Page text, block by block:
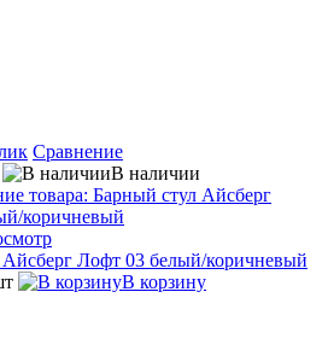
Сравнение
В наличии
Лофт 03 белый/коричневый
В корзину